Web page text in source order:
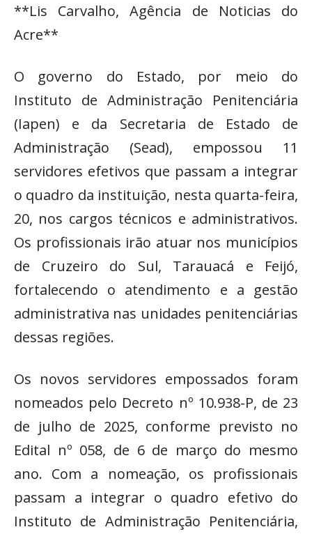
**Lis Carvalho, Agência de Noticias do
Acre**
O governo do Estado, por meio do
Instituto de Administração Penitenciária
(Iapen) e da Secretaria de Estado de
Administração (Sead), empossou 11
servidores efetivos que passam a integrar
o quadro da instituição, nesta quarta-feira,
20, nos cargos técnicos e administrativos.
Os profissionais irão atuar nos municípios
de Cruzeiro do Sul, Tarauacá e Feijó,
fortalecendo o atendimento e a gestão
administrativa nas unidades penitenciárias
dessas regiões.
Os novos servidores empossados foram
nomeados pelo Decreto nº 10.938-P, de 23
de julho de 2025, conforme previsto no
Edital nº 058, de 6 de março do mesmo
ano. Com a nomeação, os profissionais
passam a integrar o quadro efetivo do
Instituto de Administração Penitenciária,